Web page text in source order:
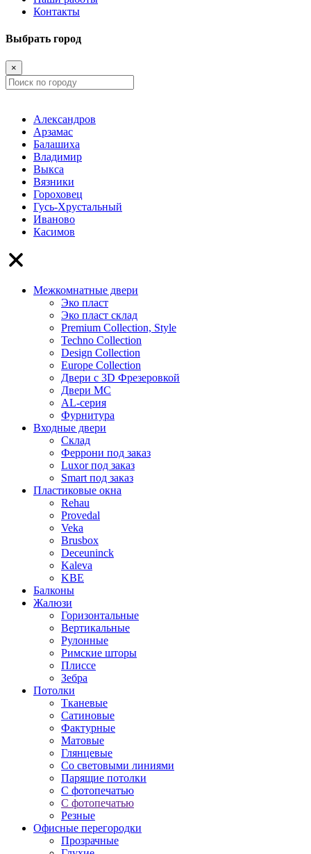
Контакты
Выбрать город
×
Александров
Арзамас
Балашиха
Владимир
Выкса
Вязники
Гороховец
Гусь-Хрустальный
Иваново
Касимов
Межкомнатные двери
Эко пласт
Эко пласт склад
Premium Collection, Style
Techno Collection
Design Collection
Europe Collection
Двери с 3D Фрезеровкой
Двери МС
AL-серия
Фурнитура
Входные двери
Склад
Феррони под заказ
Luxor под заказ
Smart под заказ
Пластиковые окна
Rehau
Provedal
Veka
Brusbox
Deceuninck
Kaleva
KBE
Балконы
Жалюзи
Горизонтальные
Вертикальные
Рулонные
Римские шторы
Плиссе
Зебра
Потолки
Тканевые
Сатиновые
Фактурные
Матовые
Глянцевые
Со световыми линиями
Парящие потолки
С фотопечатью
С фотопечатью
Резные
Офисные перегородки
Прозрачные